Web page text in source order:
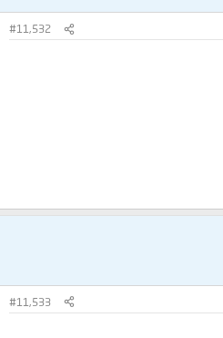
#11,532
#11,533